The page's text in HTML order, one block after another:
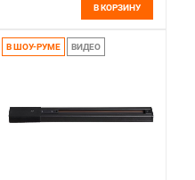
В КОРЗИНУ
В ШОУ-РУМЕ ВИДЕО